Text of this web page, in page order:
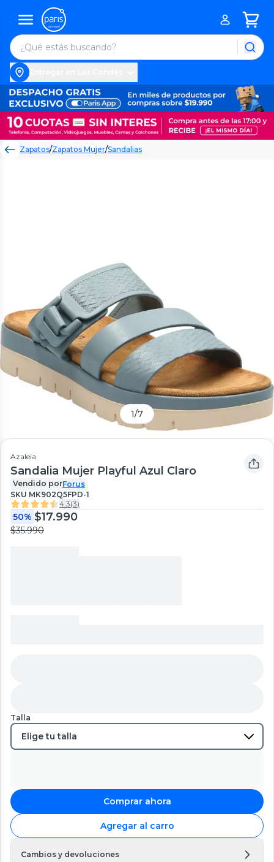
Zapatos/Zapatos Mujer/Sandalias
1/7
Azaleia
Sandalia Mujer Playful Azul Claro
Vendido porForus
SKU MK902Q5FPD-1
4.3(3)
50% $17.990
$35.990
Talla
Comprar ahora
Agregar al carro
Cambios y devoluciones